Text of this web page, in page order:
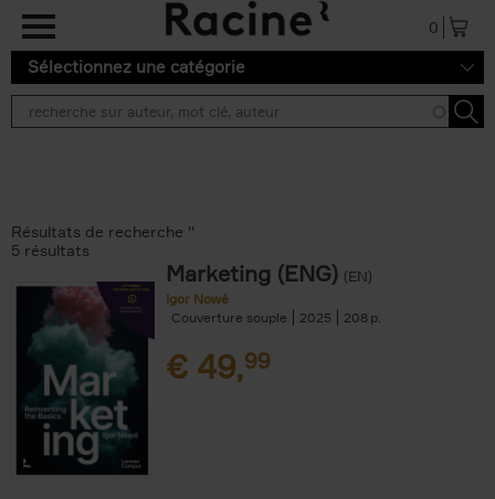
Aller au contenu principal
0
Sélectionnez une catégorie
Résultats de recherche ''
5 résultats
Marketing (ENG) (EN)
Igor Nowé
Couverture souple
2025 208
€ 49,99